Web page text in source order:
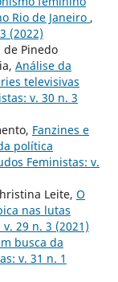
Rio de Janeiro ,
(2022)
de Pinedo
Análise da
televisivas
v. 30 n. 3
Fanzines e
política
Feministas: v.
Leite, O
nas lutas
29 n. 3 (2021)
busca da
v. 31 n. 1